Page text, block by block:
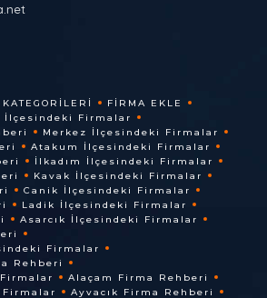
FIRMA EKLE
İlçesindeki Firmalar
Merkez İlçesindeki Firmalar
Atakum İlçesindeki Firmalar
İlkadım İlçesindeki Firmalar
Kavak İlçesindeki Firmalar
Canik İlçesindeki Firmalar
Ladik İlçesindeki Firmalar
Asarcık İlçesindeki Firmalar
Firmalar
Rehberi
Alaçam Firma Rehberi
Firmalar
Ayvacık Firma Rehberi